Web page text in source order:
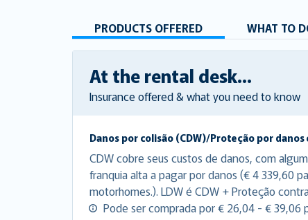
PRODUCTS OFFERED WHAT TO
At the rental desk...
Insurance offered & what you need to know
Danos por colisão (CDW)/Proteção por danos
CDW cobre seus custos de danos, com
franquia alta a pagar por danos (€ 4 339,60
motorhomes.). LDW é CDW + Proteção
Pode ser comprada por € 26,04 - € 39,06